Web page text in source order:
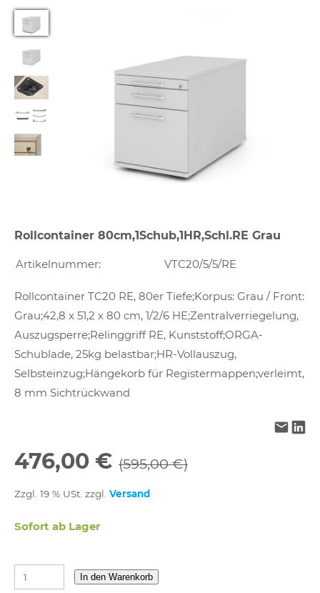
Rollcontainer 80cm,1Schub,1HR,Schl.RE Grau
Artikelnummer: VTC20/5/5/RE
Rollcontainer TC20 RE, 80er Tiefe;Korpus: Grau / Front:
Grau;42,8 x 51,2 x 80 cm, 1/2/6 HE;Zentralverriegelung,
Auszugsperre;Relinggriff RE, Kunststoff;ORGA-
Schublade, 25kg belastbar;HR-Vollauszug,
Selbsteinzug;Hängekorb für Registermappen;verleimt,
8 mm Sichtrückwand
476,00 € (595,00 €)
Zzgl. 19 % USt. zzgl. Versand
Sofort ab Lager
In den Warenkorb